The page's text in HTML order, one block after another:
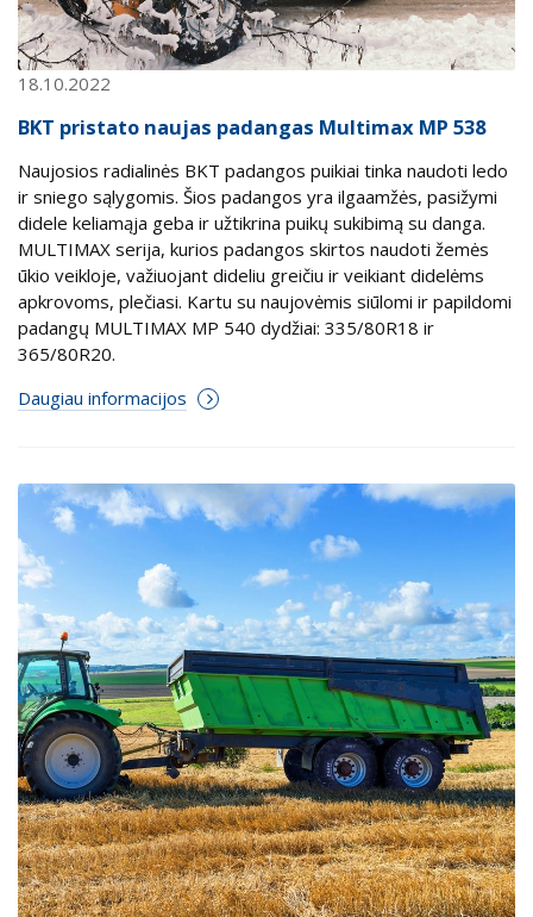
18.10.2022
BKT pristato naujas padangas Multimax MP 538
Naujosios radialinės BKT padangos puikiai tinka naudoti ledo
ir sniego sąlygomis. Šios padangos yra ilgaamžės, pasižymi
didele keliamąja geba ir užtikrina puikų sukibimą su danga.
MULTIMAX serija, kurios padangos skirtos naudoti žemės
ūkio veikloje, važiuojant dideliu greičiu ir veikiant didelėms
apkrovoms, plečiasi. Kartu su naujovėmis siūlomi ir papildomi
padangų MULTIMAX MP 540 dydžiai: 335/80R18 ir
365/80R20.
Daugiau informacijos